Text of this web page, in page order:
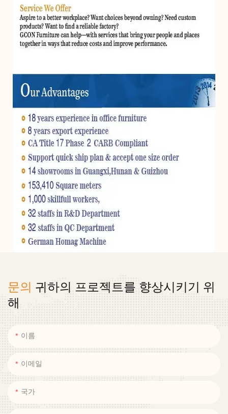
문의 귀하의 프로젝트를 향상시키기 위
해
이름
이메일
국가